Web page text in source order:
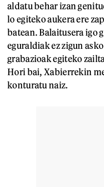
aldatu behar izan
lo egiteko aukera ere
batean. Balaitusera igo
eguraldiak ez zigun
grabazioak egiteko
Hori bai, Xabierrekin
konturatu naiz.